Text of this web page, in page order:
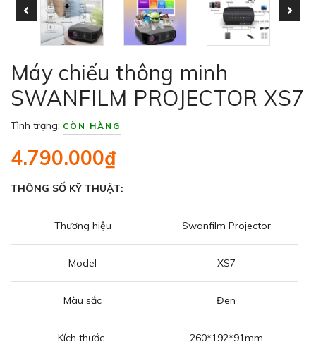
Máy chiếu thông minh
SWANFILM PROJECTOR XS7
Tình trạng: CÒN HÀNG
4.790.000₫
THÔNG SỐ KỸ THUẬT:
Thương hiệu Swanfilm Projector
Model XS7
Màu sắc Đen
Kích thước 260*192*91mm